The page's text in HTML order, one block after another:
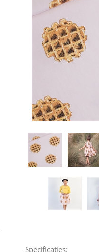
Specificaties: